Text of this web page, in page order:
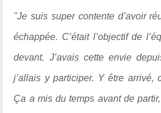
"Je suis super contente d’avoir
échappée. C’était l’objectif de
devant. J’avais cette envie
j’allais y participer. Y être arrivé,
Ça a mis du temps avant de